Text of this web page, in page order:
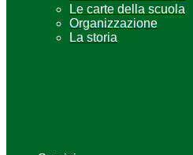
Le carte della scuola
Organizzazione
La storia